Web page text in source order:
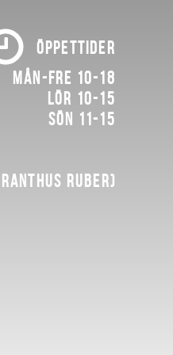
ÖPPETTIDER
Mån-fre 10-18
Lör 10-15
Sön 11-15
ruber)